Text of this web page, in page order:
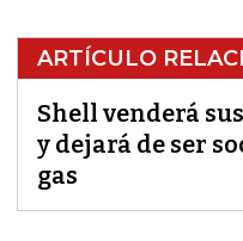
ARTÍCULO
Shell venderá
y dejará de ser
gas